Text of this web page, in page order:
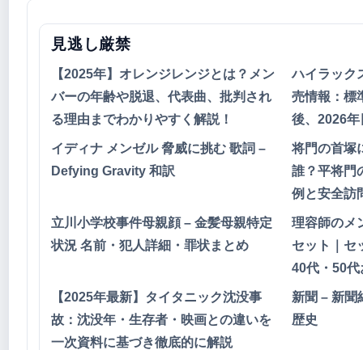
見逃し厳禁
【2025年】オレンジレンジとは？メン
バーの年齢や脱退、代表曲、批判され
る理由までわかりやすく解説！
ハイラック
売情報：標
後、2026
イディナ メンゼル 脅威に挑む 歌詞 –
Defying Gravity 和訳
将門の首塚
誰？平将門
例と安全訪
立川小学校事件母親顔 – 金髪母親特定
状況 名前・犯人詳細・罪状まとめ
理容師のメ
セット｜セ
40代・50
【2025年最新】タイタニック沈没事
故：沈没年・生存者・映画との違いを
一次資料に基づき徹底的に解説
新聞 – 新聞
歴史